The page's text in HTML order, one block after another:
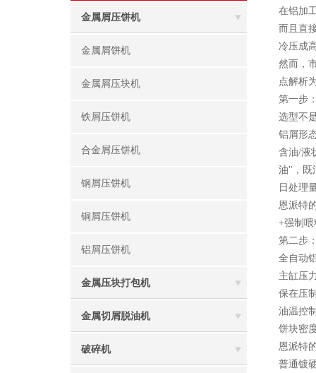
金属屑压饼机
金属屑饼机
金属屑压块机
铁屑压饼机
合金屑压饼机
钢屑压饼机
铜屑压饼机
铝屑压饼机
金属压块打包机
金属切屑脱油机
破碎机
在铝加
而且直
冷压成
然而，
点解析
第一步
选型不
铝屑形
含油/液
油"，既
日处理
恩派特
+强制
第二步
全自动
主缸压
保在压
油温控
饼块密
恩派特
普通镀